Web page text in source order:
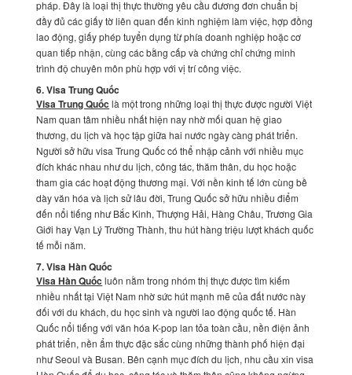
pháp. Đây là loại thị thực thường yêu cầu đương đơn chuẩn bị
đầy đủ các giấy tờ liên quan đến kinh nghiệm làm việc, hợp đồng
lao động, giấy phép tuyển dụng từ phía doanh nghiệp hoặc cơ
quan tiếp nhận, cùng các bằng cấp và chứng chỉ chứng minh
trình độ chuyên môn phù hợp với vị trí công việc.
6. Visa Trung Quốc
Visa Trung Quốc là một trong những loại thị thực được người Việt
Nam quan tâm nhiều nhất hiện nay nhờ mối quan hệ giao
thương, du lịch và học tập giữa hai nước ngày càng phát triển.
Người sở hữu visa Trung Quốc có thể nhập cảnh với nhiều mục
đích khác nhau như du lịch, công tác, thăm thân, du học hoặc
tham gia các hoạt động thương mại. Với nền kinh tế lớn cùng bề
dày văn hóa và lịch sử lâu đời, Trung Quốc sở hữu nhiều điểm
đến nổi tiếng như Bắc Kinh, Thượng Hải, Hàng Châu, Trương Gia
Giới hay Vạn Lý Trường Thành, thu hút hàng triệu lượt khách quốc
tế mỗi năm.
7. Visa Hàn Quốc
Visa Hàn Quốc luôn nằm trong nhóm thị thực được tìm kiếm
nhiều nhất tại Việt Nam nhờ sức hút mạnh mẽ của đất nước này
đối với du khách, du học sinh và người lao động quốc tế. Hàn
Quốc nổi tiếng với văn hóa K-pop lan tỏa toàn cầu, nền điện ảnh
phát triển, nền ẩm thực đặc sắc cùng những thành phố hiện đại
như Seoul và Busan. Bên cạnh mục đích du lịch, nhu cầu xin visa